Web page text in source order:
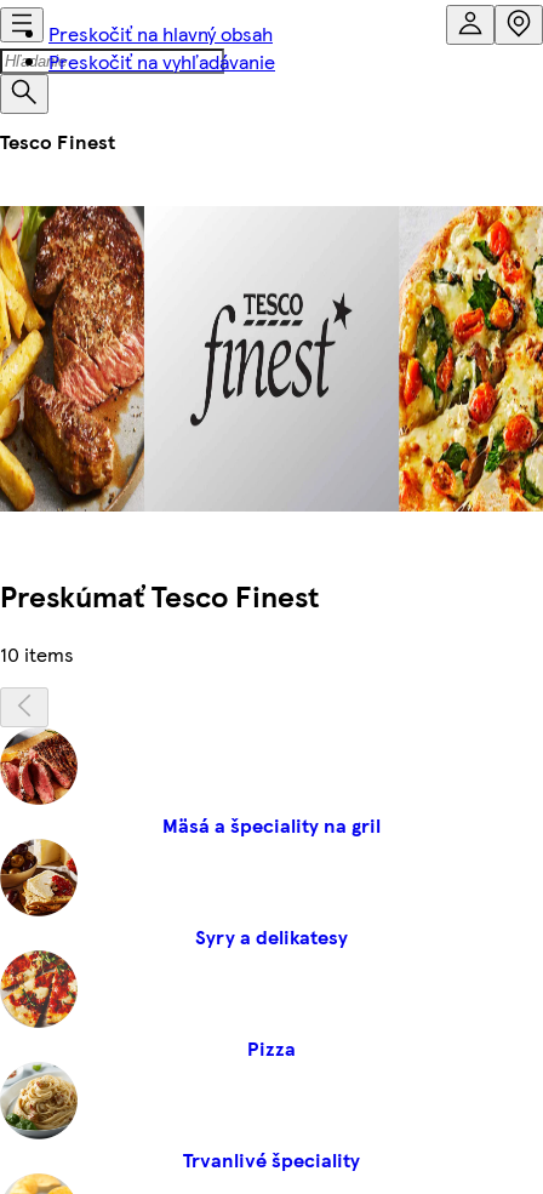
Preskočiť na hlavný obsah
Preskočiť na vyhľadávanie
Tesco Finest
Preskúmať Tesco Finest
10 items
Mäsá a špeciality na gril
Syry a delikatesy
Pizza
Trvanlivé špeciality